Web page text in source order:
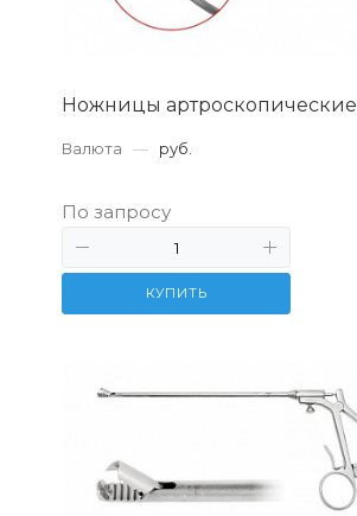
Ножницы артроскопические
Валюта — руб.
По запросу
КУПИТЬ